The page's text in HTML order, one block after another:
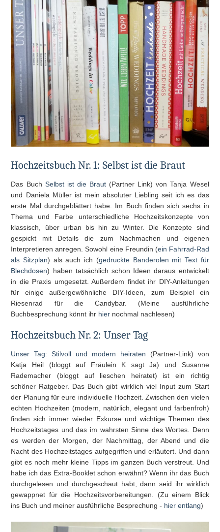
Hochzeitsbuch Nr. 1: Selbst ist die Braut
Das Buch Selbst ist die Braut (Partner Link) von Tanja Wesel
und Daniela Müller ist mein absoluter Liebling seit ich es das
erste Mal durchgeblättert habe. Im Buch finden sich sechs in
Thema und Farbe unterschiedliche Hochzeitskonzepte von
klassisch, über urban bis hin zu Winter. Die Konzepte sind
gespickt mit Details die zum Nachmachen und eigenen
Interpretieren anregen. Sowohl eine Freundin (ein Fahrrad-Rad
als Sitzplan) als auch ich (gedruckte Banderolen mit Text für
Blechdosen) haben tatsächlich schon Ideen daraus entwickelt
in die Praxis umgesetzt. Außerdem findet ihr DIY-Anleitungen
für einige außergewöhnliche DIY-Ideen, zum Beispiel ein
Riesenrad für die Candybar. (Meine ausführliche
Buchbesprechung könnt ihr hier nochmal nachlesen)
Hochzeitsbuch Nr. 2: Unser Tag
Unser Tag: Stilvoll und modern heiraten (Partner-Link) von
Katja Heil (bloggt auf Fräulein K sagt Ja) und Susanne
Rademacher (bloggt auf lieschen heiratet) ist ein richtig
schöner Ratgeber. Das Buch gibt wirklich viel Input zum Start
der Planung für eure individuelle Hochzeit. Zwischen den vielen
echten Hochzeiten (modern, natürlich, elegant und farbenfroh)
finden sich immer wieder Exkurse und wichtige Themen des
Hochzeitstages und das im wahrsten Sinne des Wortes. Denn
es werden der Morgen, der Nachmittag, der Abend und die
Nacht des Hochzeitstages aufgegriffen und erläutert. Und dann
gibt es noch mehr kleine Tipps im ganzen Buch verstreut. Und
habe ich das Extra-Booklet schon erwähnt? Wenn ihr das Buch
durchgelesen und durchgeschaut habt, dann seid ihr wirklich
gewappnet für die Hochzeitsvorbereitungen. (Zu einem Blick
ins Buch und meiner ausführliche Besprechung - hier entlang)